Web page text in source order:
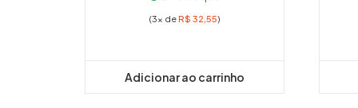
(3x deR$ 32,55)
Adicionar ao carrinho